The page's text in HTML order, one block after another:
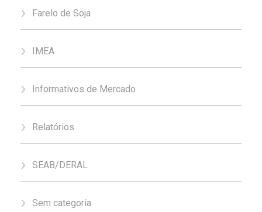
Farelo de Soja
IMEA
Informativos de Mercado
Relatórios
SEAB/DERAL
Sem categoria